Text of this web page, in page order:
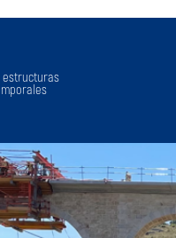
estructuras